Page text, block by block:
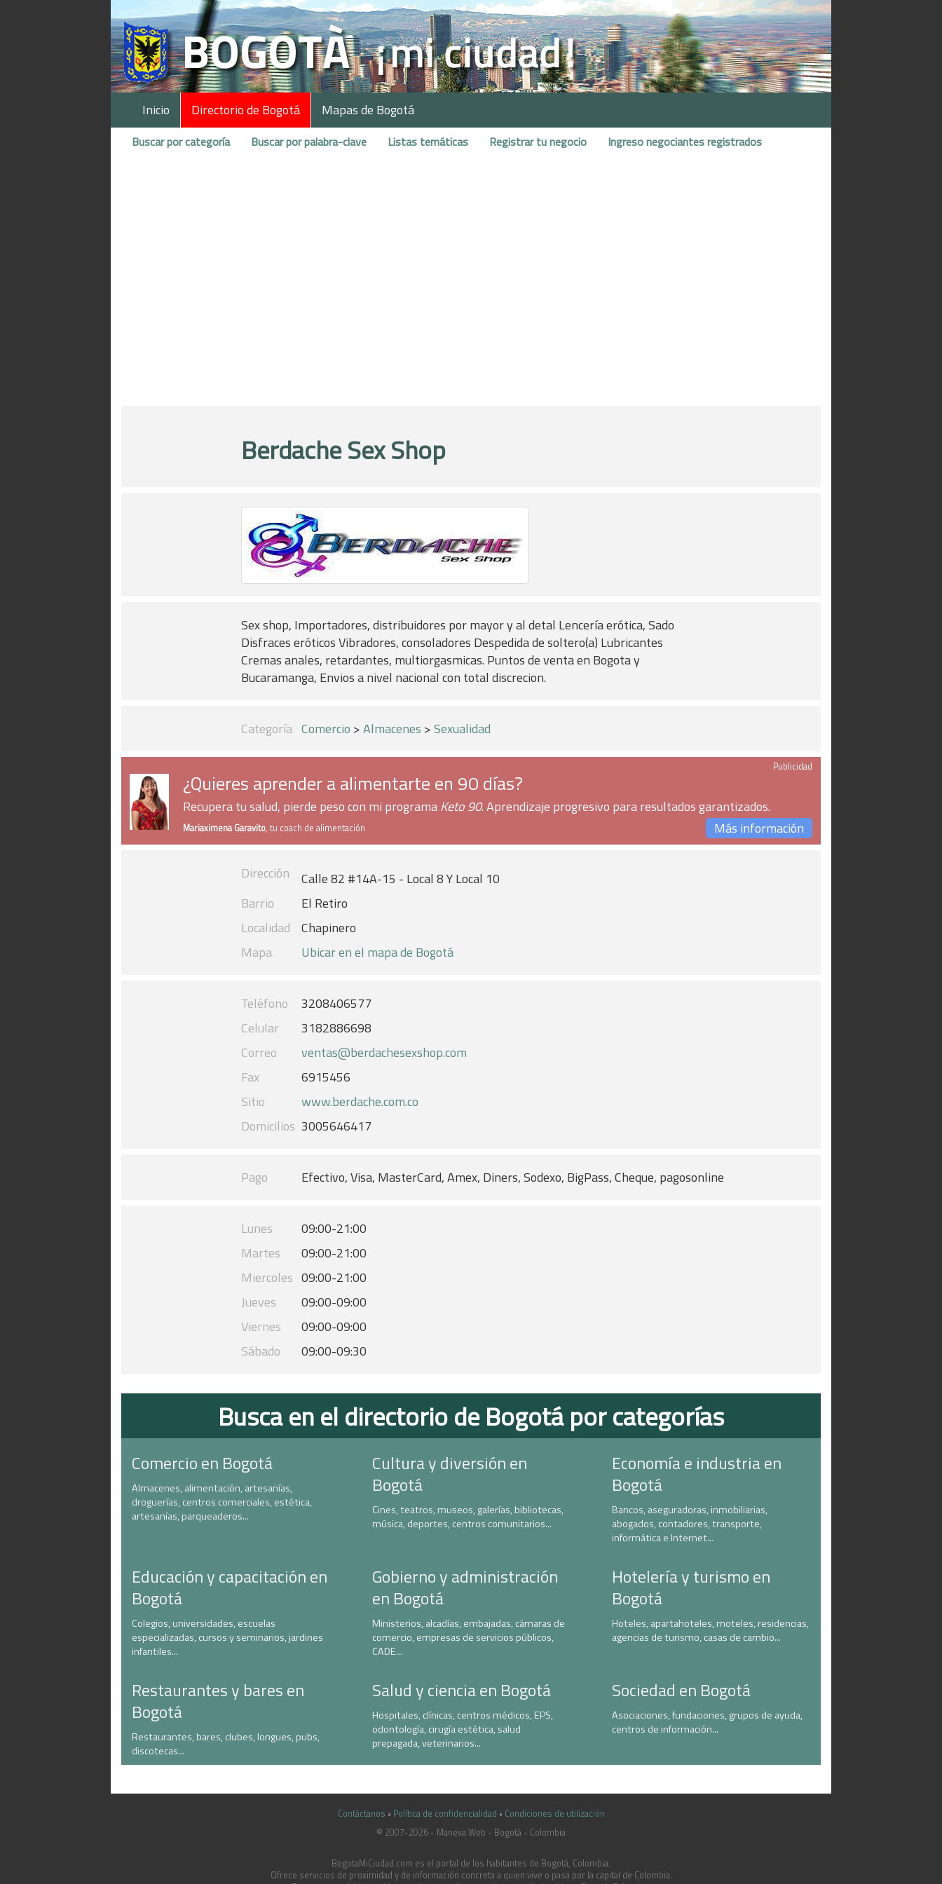
Inicio Directorio de Bogotá Mapas de Bogotá
Buscar por categoría Buscar por palabra-clave Listas temáticas Registrar tu negocio Ingreso negociantes registrados
Berdache Sex Shop
Sex shop, Importadores, distribuidores por mayor y al detal Lencería erótica, Sado
Disfraces eróticos Vibradores, consoladores Despedida de soltero(a) Lubricantes
Cremas anales, retardantes, multiorgasmicas. Puntos de venta en Bogota y
Bucaramanga, Envios a nivel nacional con total discrecion.
Categoría Comercio >Almacenes >Sexualidad
Publicidad
¿Quieres aprender a alimentarte en 90 días?
Recupera tu salud, pierde peso con mi programaKeto 90. Aprendizaje progresivo para resultados garantizados.
Mariaximena Garavito, tu coach de alimentación Más información
Dirección
Calle 82 #14A-15 - Local 8 Y Local 10
Barrio
El Retiro
Localidad
Chapinero
Mapa
Ubicar en el mapa de Bogotá
Teléfono
3208406577
Celular
3182886698
Correo
ventas@berdachesexshop.com
Fax
6915456
Sitio
www.berdache.com.co
Domicilios 3005646417
Pago Efectivo, Visa, MasterCard, Amex, Diners, Sodexo, BigPass, Cheque, pagosonline
Lunes
09:00-21:00
Martes
09:00-21:00
Miercoles 09:00-21:00
Jueves
09:00-09:00
Viernes
09:00-09:00
Sábado
09:00-09:30
Busca en el directorio de Bogotá por categorías
Comercio en Bogotá
Almacenes, alimentación, artesanías,
droguerías, centros comerciales, estética,
artesanías, parqueaderos...
Cultura y diversión en
Bogotá
Cines, teatros, museos, galerías, bibliotecas,
música, deportes, centros comunitarios...
Economía e industria en
Bogotá
Bancos, aseguradoras, inmobiliarias,
abogados, contadores, transporte,
informática e Internet...
Educación y capacitación en
Bogotá
Colegios, universidades, escuelas
especializadas, cursos y seminarios, jardines
infantiles...
Gobierno y administración
en Bogotá
Ministerios, alcadías, embajadas, cámaras de
comercio, empresas de servicios públicos,
CADE...
Hotelería y turismo en
Bogotá
Hoteles, apartahoteles, moteles, residencias,
agencias de turismo, casas de cambio...
Restaurantes y bares en
Bogotá
Restaurantes, bares, clubes, longues, pubs,
discotecas...
Salud y ciencia en Bogotá
Hospitales, clínicas, centros médicos, EPS,
odontología, cirugía estética, salud
prepagada, veterinarios...
Sociedad en Bogotá
Asociaciones, fundaciones, grupos de ayuda,
centros de información...
Contáctanos • Política de confidencialidad • Condiciones de utilización
© 2007-2026 - Maneva Web - Bogotá - Colombia
casinoluck.ca
BogotaMiCiudad.com es el portal de los habitantes de Bogotá, Colombia.
Ofrece servicios de proximidad y de información concreta a quien vive o pasa por la capital de Colombia.